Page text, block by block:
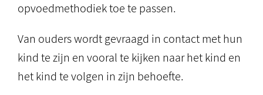
opvoedmethodiek toe te passen.
Van ouders wordt gevraagd in contact met hun
kind te zijn en vooral te kijken naar het kind en
het kind te volgen in zijn behoefte.